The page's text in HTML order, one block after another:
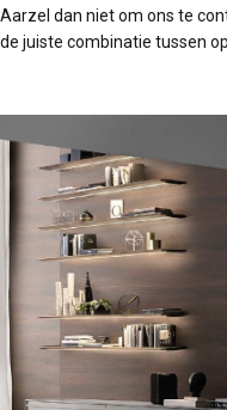
Aarzel dan niet om ons te
de juiste combinatie tussen